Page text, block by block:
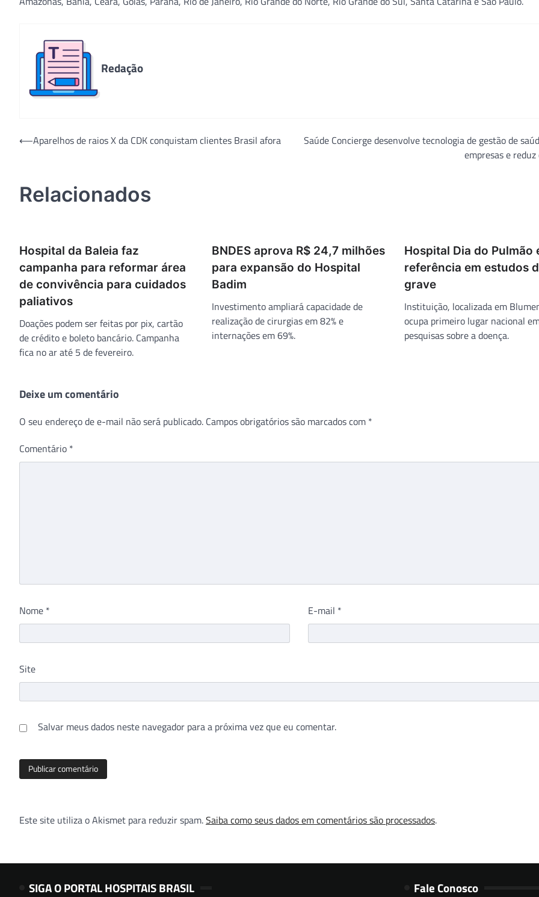
Redação
Navegação
⟵Aparelhos de raios X da CDK conquistam clientes Brasil afora
Saúde Concierge desenvolve tecnologia de gestão de
empresas e
Relacionados
Hospital da Baleia faz
campanha para reformar área
de convivência para cuidados
paliativos
Doações podem ser feitas por pix, cartão
de crédito e boleto bancário. Campanha
fica no ar até 5 de fevereiro.
BNDES aprova R$ 24,7 milhões
para expansão do Hospital
Badim
Investimento ampliará capacidade de
realização de cirurgias em 82% e
internações em 69%.
Hospital Dia do Pulmão
referência em estudos
grave
Instituição, localizada em
ocupa primeiro lugar nacional
pesquisas sobre a doença.
Deixe um comentário
O seu endereço de e-mail não será publicado. Campos obrigatórios são marcados com *
Comentário *
Nome * E-mail *
Site
Salvar meus dados neste navegador para a próxima vez que eu comentar.
Este site utiliza o Akismet para reduzir spam.Saiba como seus dados em comentários são processados.
SIGA O PORTAL HOSPITAIS BRASIL Fale Conosco